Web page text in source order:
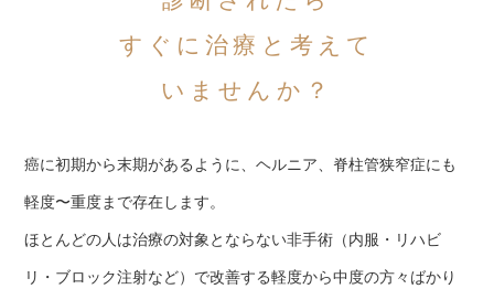
すぐに治療と考えて
いませんか？
癌に初期から末期があるように、ヘルニア、脊柱管狭窄症にも
軽度〜重度まで存在します。
ほとんどの人は治療の対象とならない非手術（内服・リハビ
リ・ブロック注射など）で改善する軽度から中度の方々ばかり